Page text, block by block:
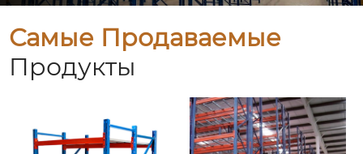
Самые Продаваемые
Продукты